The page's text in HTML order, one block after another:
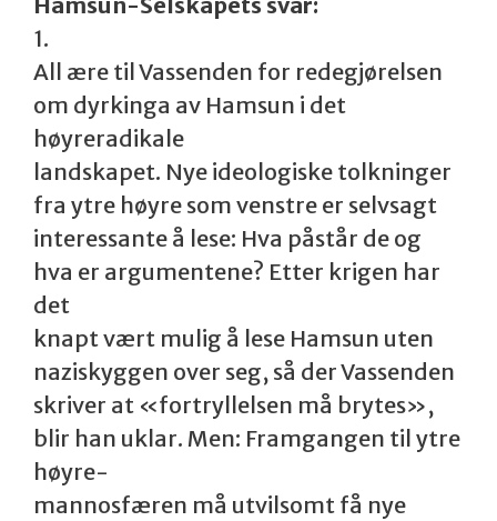
1.
All ære til Vassenden for redegjørelsen
om dyrkinga av Hamsun i det
høyreradikale
landskapet. Nye ideologiske tolkninger
fra ytre høyre som venstre er selvsagt
interessante å lese: Hva påstår de og
hva er argumentene? Etter krigen har
det
knapt vært mulig å lese Hamsun uten
naziskyggen over seg, så der Vassenden
skriver at «fortryllelsen må brytes»,
blir han uklar. Men: Framgangen til ytre
høyre-
mannosfæren må utvilsomt få nye